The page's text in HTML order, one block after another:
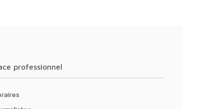
professionnel